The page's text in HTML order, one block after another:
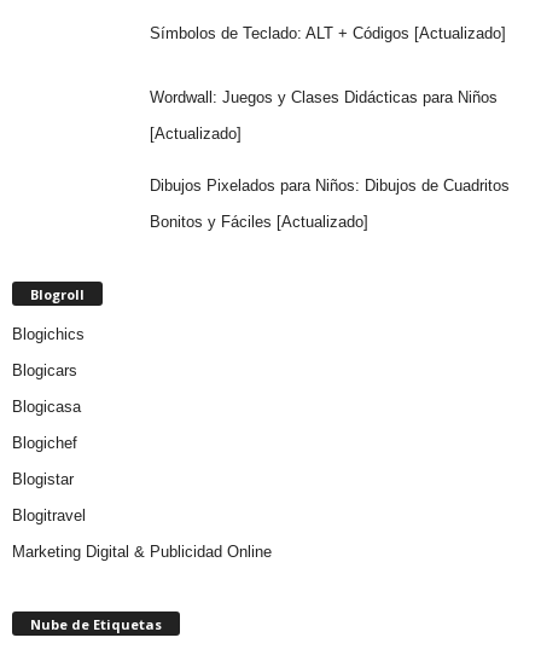
Símbolos de Teclado: ALT + Códigos [Actualizado]
Wordwall: Juegos y Clases Didácticas para Niños
[Actualizado]
Dibujos Pixelados para Niños: Dibujos de Cuadritos
Bonitos y Fáciles [Actualizado]
Blogroll
Blogichics
Blogicars
Blogicasa
Blogichef
Blogistar
Blogitravel
Marketing Digital & Publicidad Online
Nube de Etiquetas